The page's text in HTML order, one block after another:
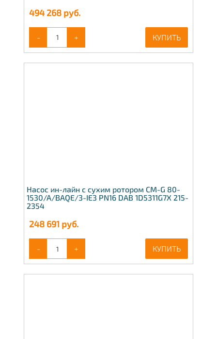
494 268 руб.
- + КУПИТЬ
Насос ин-лайн с сухим ротором CM-G 80-
1530/A/BAQE/3-IE3 PN16 DAB 1D5311G7X 215-
2354
248 691 руб.
- + КУПИТЬ